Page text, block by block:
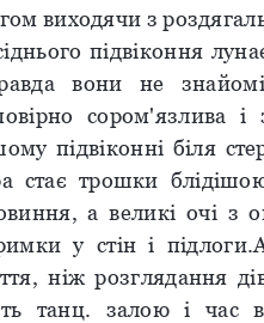
виходячи з
підвіконня
вони не
сором'язлива
підвіконні біля
стає трошки
а великі очі з
у стін і
ніж розглядання
танц. залою і час